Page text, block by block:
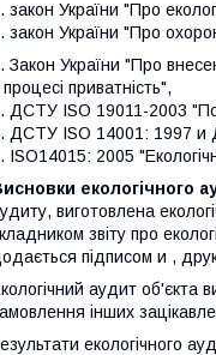
закон України "Про
закон України "Про
Закон України "Про
процесі приватність",
ДСТУ ISO 19011-2003 "
ДСТУ ISO 14001: 1997 и
ISO14015: 2005 "
екологічного
, виготовлена
звіту про
підписом и ,
аудит об'єкта
інших
екологічного